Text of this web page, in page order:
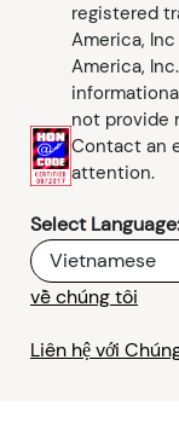
Phụ Huynh
Thú Cưng
An Toàn
An toàn
Sức Khỏe Thị
Video
registered
America,
America,
not provide
Contact an
attention.
Select Language:
Vietnamese
về chúng tôi
Liên hệ với